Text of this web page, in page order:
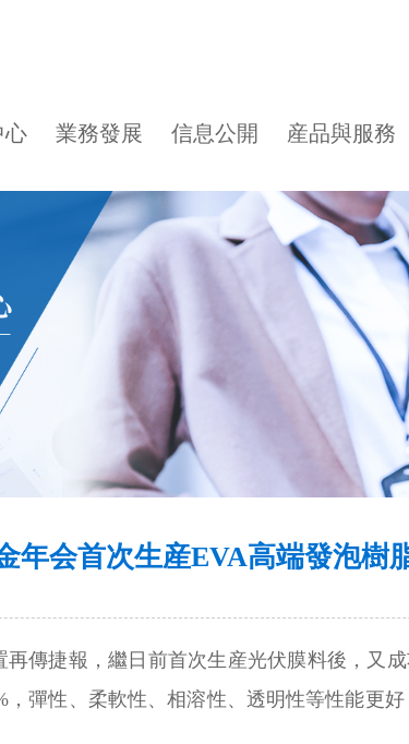
心 業務發展 信息公開 産品與服務
年会首次生産EVA高端發泡樹
傳捷報，繼日前首次生産光伏膜料後，又
彈性、柔軟性、相溶性、透明性等性能更